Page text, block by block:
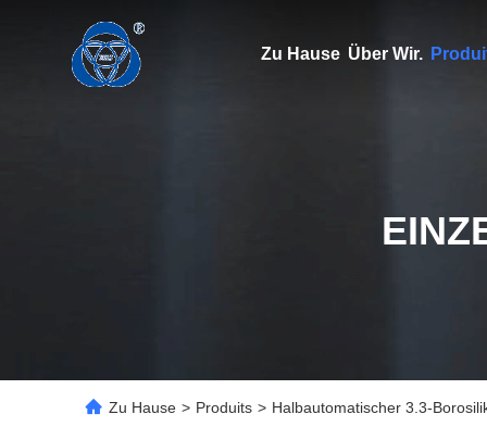
Zu Hause Über Wir.
Zu Hause > Produits > Halbautomatischer 3.3-